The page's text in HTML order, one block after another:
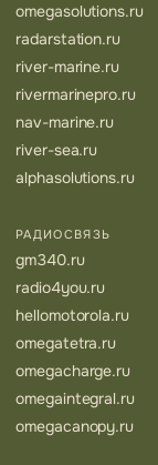
omegasolutions.ru
radarstation.ru
river-marine.ru
rivermarinepro.ru
nav-marine.ru
river-sea.ru
alphasolutions.ru
РАДИОСВЯЗЬ
gm340.ru
radio4you.ru
hellomotorola.ru
omegatetra.ru
omegacharge.ru
omegaintegral.ru
omegacanopy.ru